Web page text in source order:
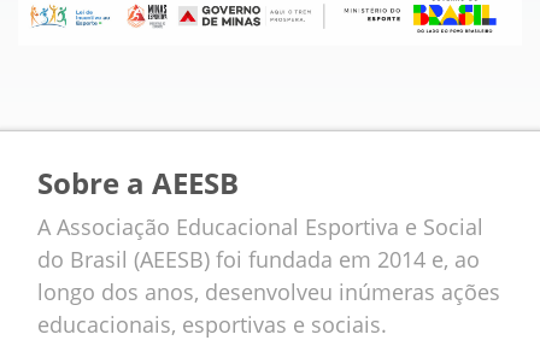
Sobre a AEESB
A Associação Educacional Esportiva e Social
do Brasil (AEESB) foi fundada em 2014 e, ao
longo dos anos, desenvolveu inúmeras ações
educacionais, esportivas e sociais.